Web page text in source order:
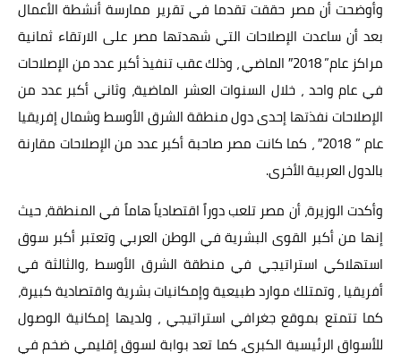
وأوضحت أن مصر حققت تقدما في تقرير ممارسة أنشطة الأعمال
بعد أن ساعدت الإصلاحات التي شهدتها مصر على الارتقاء ثمانية
مراكز عام” 2018″ الماضي ، وذلك عقب تنفيذ أكبر عدد من الإصلاحات
في عام واحد ، خلال السنوات العشر الماضية، وثاني أكبر عدد من
الإصلاحات نفذتها إحدى دول منطقة الشرق الأوسط وشمال إفريقيا
عام ” 2018″ ، كما كانت مصر صاحبة أكبر عدد من الإصلاحات مقارنة
بالدول العربية الأخرى.
وأكدت الوزيرة، أن مصر تلعب دوراً اقتصادياً هاماً في المنطقة، حيث
إنها من أكبر القوى البشرية في الوطن العربي وتعتبر أكبر سوق
استهلاكي استراتيجي في منطقة الشرق الأوسط ،والثالثة في
أفريقيا ، وتمتلك موارد طبيعية وإمكانيات بشرية واقتصادية كبيرة،
كما تتمتع بموقع جغرافي استراتيجي ، ولديها إمكانية الوصول
للأسواق الرئيسية الكبرى، كما تعد بوابة لسوق إقليمي ضخم في